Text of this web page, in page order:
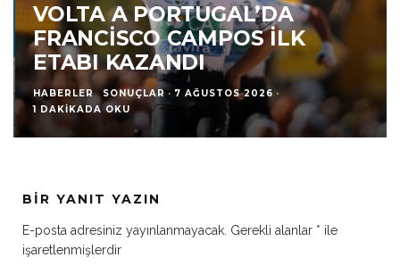
VOLTA A PORTUGAL’DA
FRANCISCO CAMPOS İLK
ETABI KAZANDI
HABERLER SONUÇLAR · 7 AĞUSTOS 2026 ·
1 DAKIKADA OKU
BIR YANIT YAZIN
E-posta adresiniz yayınlanmayacak. Gerekli alanlar * ile
işaretlenmişlerdir